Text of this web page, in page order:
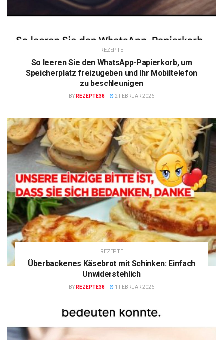
REZEPTE
So leeren Sie den WhatsApp-Papierkorb, um
Speicherplatz freizugeben und Ihr Mobiltelefon
zu beschleunigen
BY REZEPTE38 2 FEBRUAR 2026
REZEPTE
Überbackenes Käsebrot mit Schinken: Einfach
Unwiderstehlich
BY REZEPTE38 1 FEBRUAR 2026